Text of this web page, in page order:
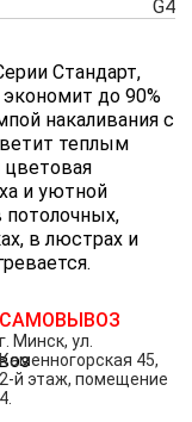
G4
Стандарт,
до 90%
накаливания с
теплым
и уютной
в люстрах и
САМОВЫВОЗ
г. Минск, ул.
Каменногорская 45,
2-й этаж, помещение
4.